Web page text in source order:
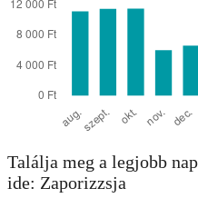
Találja meg a legjobb
ide: Zaporizzsja